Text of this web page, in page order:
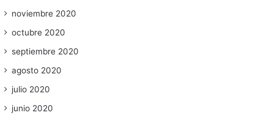
noviembre 2020
octubre 2020
septiembre 2020
agosto 2020
julio 2020
junio 2020